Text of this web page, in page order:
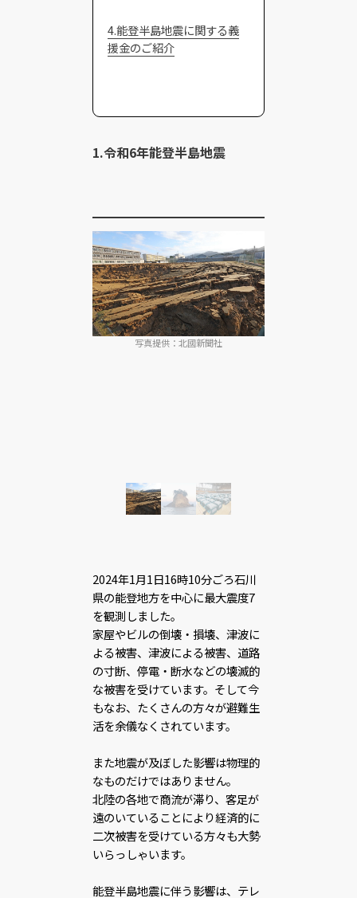
4.能登半島地震に関する義
援金のご紹介
1.令和6年能登半島地震
写真提供：北國新聞社
2024年1月1日16時10分ごろ石川
県の能登地方を中心に最大震度7
を観測しました。
家屋やビルの倒壊・損壊、津波に
よる被害、津波による被害、道路
の寸断、停電・断水などの壊滅的
な被害を受けています。そして今
もなお、たくさんの方々が避難生
活を余儀なくされています。
また地震が及ぼした影響は物理的
なものだけではありません。
北陸の各地で商流が滞り、客足が
遠のいていることにより経済的に
二次被害を受けている方々も大勢
いらっしゃいます。
能登半島地震に伴う影響は、テレ